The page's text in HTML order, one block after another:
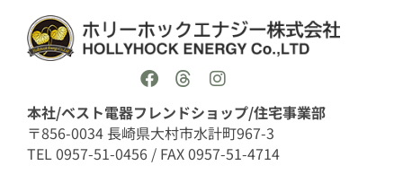
本社/ベスト電器フレンドショップ/住宅事業部
〒856-0034 長崎県大村市水計町967-3
TEL 0957-51-0456 / FAX 0957-51-4714